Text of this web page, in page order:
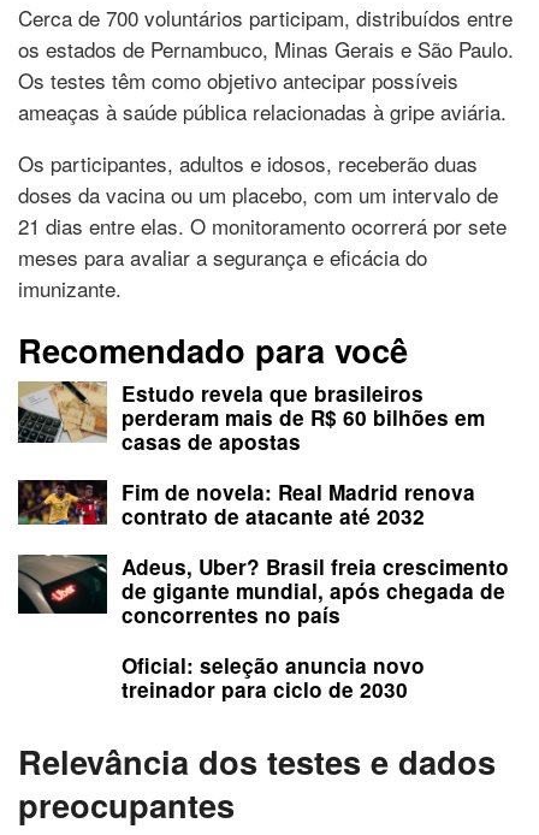
Cerca de 700 voluntários participam, distribuídos entre
os estados de Pernambuco, Minas Gerais e São Paulo.
Os testes têm como objetivo antecipar possíveis
ameaças à saúde pública relacionadas à gripe aviária.
Os participantes, adultos e idosos, receberão duas
doses da vacina ou um placebo, com um intervalo de
21 dias entre elas. O monitoramento ocorrerá por sete
meses para avaliar a segurança e eficácia do
imunizante.
Recomendado para você
Estudo revela que brasileiros
perderam mais de R$ 60 bilhões em
casas de apostas
Fim de novela: Real Madrid renova
contrato de atacante até 2032
Adeus, Uber? Brasil freia crescimento
de gigante mundial, após chegada de
concorrentes no país
Oficial: seleção anuncia novo
treinador para ciclo de 2030
Relevância dos testes e dados
preocupantes